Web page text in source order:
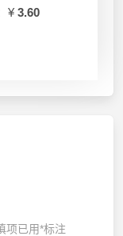
¥ 3.60
项已用*标注